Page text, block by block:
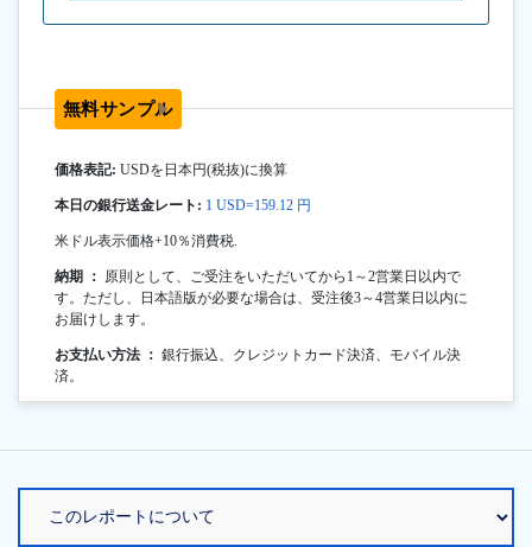
無料サンプル
価格表記: USDを日本円(税抜)に換算
本日の銀行送金レート: 1 USD=159.12 円
米ドル表示価格+10％消費税.
納期 ： 原則として、ご受注をいただいてから1～2営業日以内で
す。ただし、日本語版が必要な場合は、受注後3～4営業日以内に
お届けします。
お支払い方法 ： 銀行振込、クレジットカード決済、モバイル決
済。